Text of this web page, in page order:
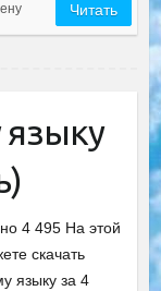
Читать
языку
4 495 На этой
скачать
языку за 4